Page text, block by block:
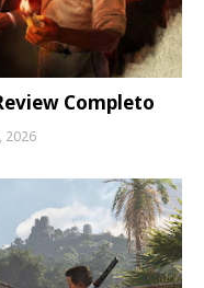
Completo
2026